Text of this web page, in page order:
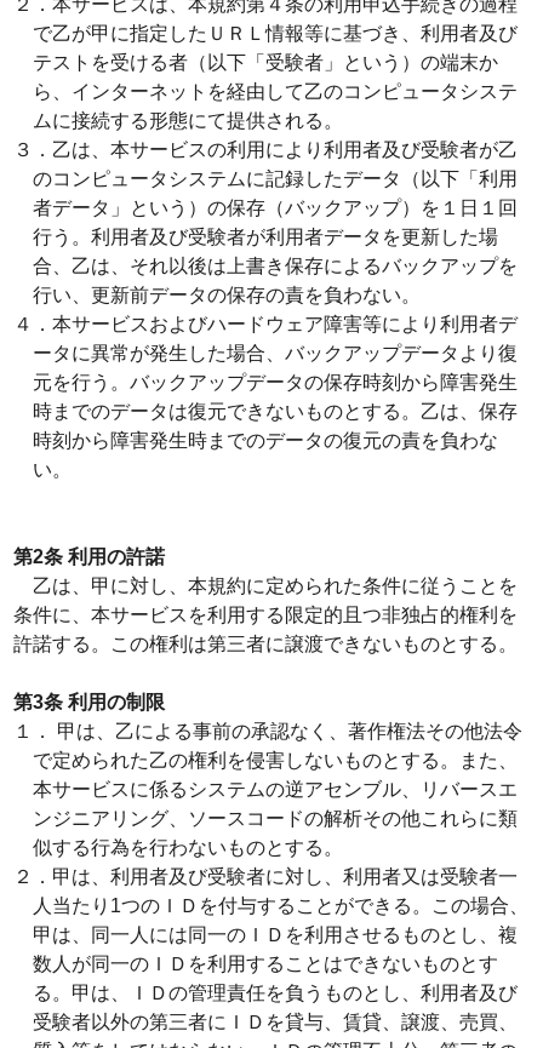
２．本サービスは、本規約第４条の利用申込手続きの過程
で乙が甲に指定したＵＲＬ情報等に基づき、利用者及び
テストを受ける者（以下「受験者」という）の端末か
ら、インターネットを経由して乙のコンピュータシステ
ムに接続する形態にて提供される。
３．乙は、本サービスの利用により利用者及び受験者が乙
のコンピュータシステムに記録したデータ（以下「利用
者データ」という）の保存（バックアップ）を１日１回
行う。利用者及び受験者が利用者データを更新した場
合、乙は、それ以後は上書き保存によるバックアップを
行い、更新前データの保存の責を負わない。
４．本サービスおよびハードウェア障害等により利用者デ
ータに異常が発生した場合、バックアップデータより復
元を行う。バックアップデータの保存時刻から障害発生
時までのデータは復元できないものとする。乙は、保存
時刻から障害発生時までのデータの復元の責を負わな
い。
第2条 利用の許諾
乙は、甲に対し、本規約に定められた条件に従うことを
条件に、本サービスを利用する限定的且つ非独占的権利を
許諾する。この権利は第三者に譲渡できないものとする。
第3条 利用の制限
１． 甲は、乙による事前の承認なく、著作権法その他法令
で定められた乙の権利を侵害しないものとする。また、
本サービスに係るシステムの逆アセンブル、リバースエ
ンジニアリング、ソースコードの解析その他これらに類
似する行為を行わないものとする。
２．甲は、利用者及び受験者に対し、利用者又は受験者一
人当たり1つのＩＤを付与することができる。この場合、
甲は、同一人には同一のＩＤを利用させるものとし、複
数人が同一のＩＤを利用することはできないものとす
る。甲は、ＩＤの管理責任を負うものとし、利用者及び
受験者以外の第三者にＩＤを貸与、賃貸、譲渡、売買、